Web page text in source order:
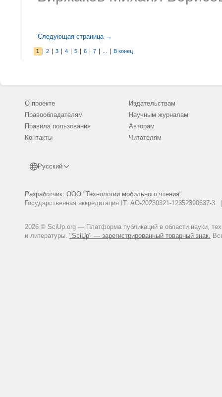
Следующая страница →
1 2 3 4 5 6 7 В конец
О проекте
Правообладателям
Правила пользования
Контакты
Русский
Разработчик: ООО "Технологии мобильного чтения"
Государственная аккредитация IT: АО-20230321-
2026 © SciUp.org — Платформа публикаций в области науки,
и литературы. "SciUp" — зарегистрированный товарный знак.
Издательствам
Научным журналам
Авторам
Читателям